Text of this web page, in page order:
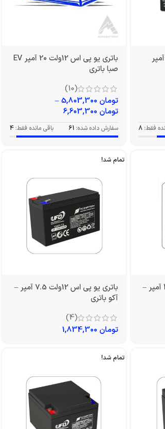
باتری یو پی اس 12 ولت 18 آمپر
فقط: 8
باتری یو پی اس 12ولت 20 آمپر EV
صبا باتری
(10)
تومان
–
تومان
سفارش داده شده: 61 باقی مانده فقط: 4
باتری یو پی اس 12ولت 4.5 آمپر –
تمام شد!
باتری یو پی اس 12ولت 7.5 آمپر –
آکو باتری
(4)
تومان
تمام شد!